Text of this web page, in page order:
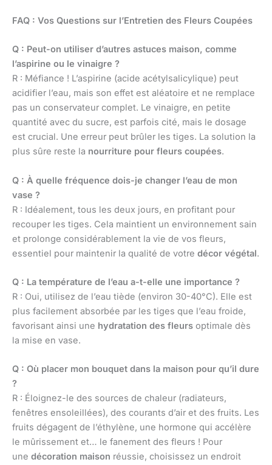
FAQ : Vos Questions sur l’Entretien des Fleurs Coupées
Q : Peut-on utiliser d’autres astuces maison, comme
l’aspirine ou le vinaigre ?
R : Méfiance ! L’aspirine (acide acétylsalicylique) peut
acidifier l’eau, mais son effet est aléatoire et ne remplace
pas un conservateur complet. Le vinaigre, en petite
quantité avec du sucre, est parfois cité, mais le dosage
est crucial. Une erreur peut brûler les tiges. La solution la
plus sûre reste la nourriture pour fleurs coupées.
Q : À quelle fréquence dois-je changer l’eau de mon
vase ?
R : Idéalement, tous les deux jours, en profitant pour
recouper les tiges. Cela maintient un environnement sain
et prolonge considérablement la vie de vos fleurs,
essentiel pour maintenir la qualité de votre décor végétal.
Q : La température de l’eau a-t-elle une importance ?
R : Oui, utilisez de l’eau tiède (environ 30-40°C). Elle est
plus facilement absorbée par les tiges que l’eau froide,
favorisant ainsi une hydratation des fleurs optimale dès
la mise en vase.
Q : Où placer mon bouquet dans la maison pour qu’il dure
?
R : Éloignez-le des sources de chaleur (radiateurs,
fenêtres ensoleillées), des courants d’air et des fruits. Les
fruits dégagent de l’éthylène, une hormone qui accélère
le mûrissement et… le fanement des fleurs ! Pour
une décoration maison réussie, choisissez un endroit